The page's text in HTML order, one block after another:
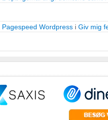
Pagespeed Wordpress i Giv mig